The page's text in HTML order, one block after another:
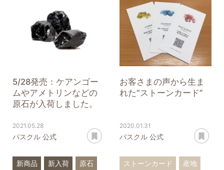
フローライト
アメジスト
フローライト
5/28発売：ケアンゴー
ムやアメトリンなどの
原石が入荷しました。
2021.05.28
パスクル 公式
あとで読む
新商品 新入荷
原石
お客さまの声から生ま
れた“ストーンカード”
2020.01.31
パスクル 公式
ストーンカード
産地